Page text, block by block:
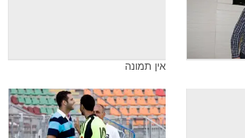
אין תמונה